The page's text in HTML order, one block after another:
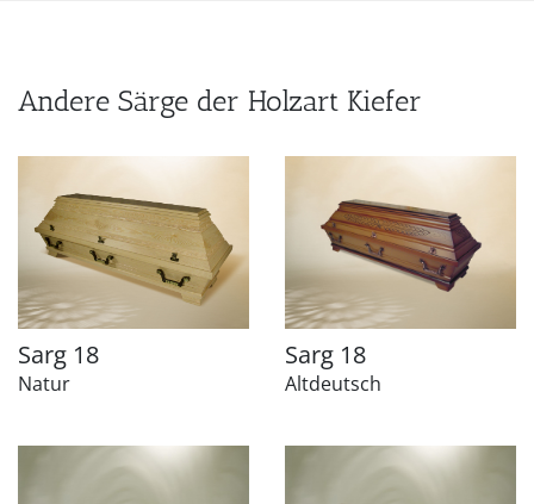
Andere Särge der Holzart Kiefer
Sarg 18
Natur
Sarg 18
Altdeutsch